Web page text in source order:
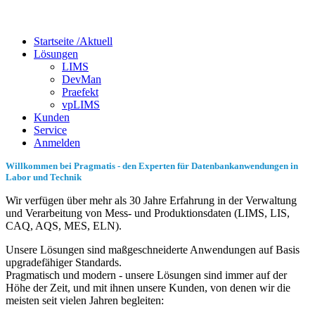
Startseite /Aktuell
Lösungen
LIMS
DevMan
Praefekt
vpLIMS
Kunden
Service
Anmelden
Willkommen bei Pragmatis - den Experten für Datenbankanwendungen in
Labor und Technik
Wir verfügen über mehr als 30 Jahre Erfahrung in der Verwaltung
und Verarbeitung von Mess- und Produktionsdaten (LIMS, LIS,
CAQ, AQS, MES, ELN).
Unsere Lösungen sind maßgeschneiderte Anwendungen auf Basis
upgradefähiger Standards.
Pragmatisch und modern - unsere Lösungen sind immer auf der
Höhe der Zeit, und mit ihnen unsere Kunden, von denen wir die
meisten seit vielen Jahren begleiten: